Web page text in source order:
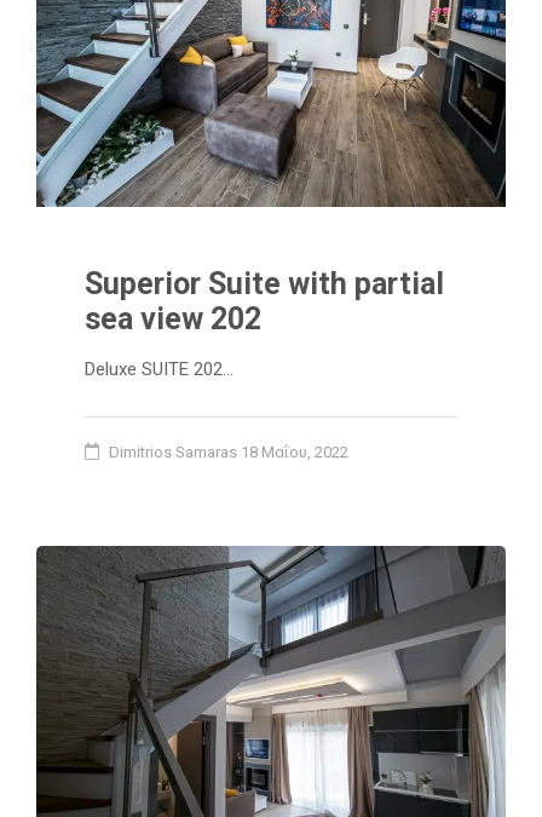
Superior Suite with partial
sea view 202
Deluxe SUITE 202…
Dimitrios Samaras 18 Μαΐου, 2022